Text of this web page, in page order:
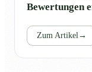
Bewertungen
Zum Artikel →